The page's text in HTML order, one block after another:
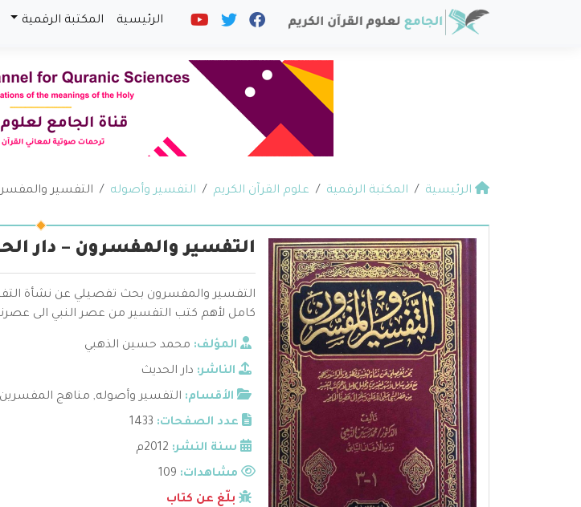
الرئيسية المكتبة الرقمية
الرئيسية المكتبة الرقمية علوم القرآن الكريم التفسير وأصوله التفسير
التفسير والمفسرون – دار
التفسير والمفسرون بحث تفصيلي عن نشأة
كامل لأهم كتب التفسير من عصر النبي الى
المؤلف: محمد حسين الذهبي
الناشر: دار الحديث
الأقسام: التفسير وأصوله, مناهج المفسرين
عدد الصفحات: 1433
سنة النشر: 2012م
مشاهدات:
بلّغ عن كتاب